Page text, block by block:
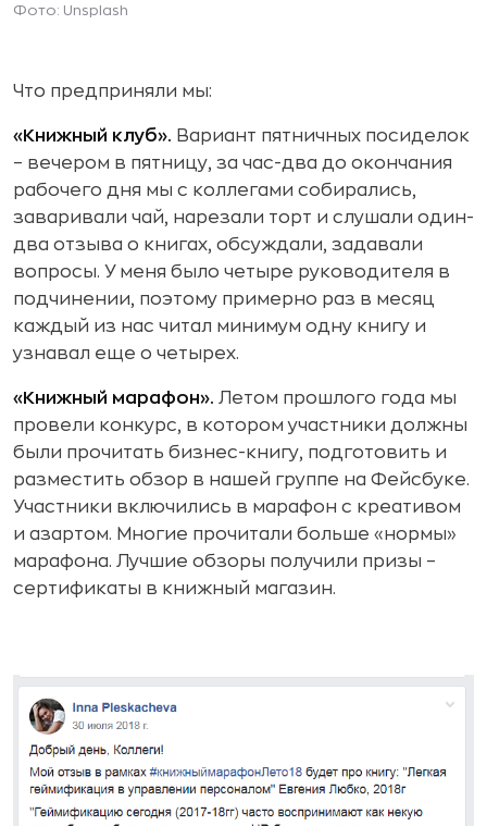
Фото: Unsplash
Что предприняли мы:
«Книжный клуб». Вариант пятничных посиделок
– вечером в пятницу, за час-два до окончания
рабочего дня мы с коллегами собирались,
заваривали чай, нарезали торт и слушали один-
два отзыва о книгах, обсуждали, задавали
вопросы. У меня было четыре руководителя в
подчинении, поэтому примерно раз в месяц
каждый из нас читал минимум одну книгу и
узнавал еще о четырех.
«Книжный марафон». Летом прошлого года мы
провели конкурс, в котором участники должны
были прочитать бизнес-книгу, подготовить и
разместить обзор в нашей группе на Фейсбуке.
Участники включились в марафон с креативом
и азартом. Многие прочитали больше «нормы»
марафона. Лучшие обзоры получили призы –
сертификаты в книжный магазин.